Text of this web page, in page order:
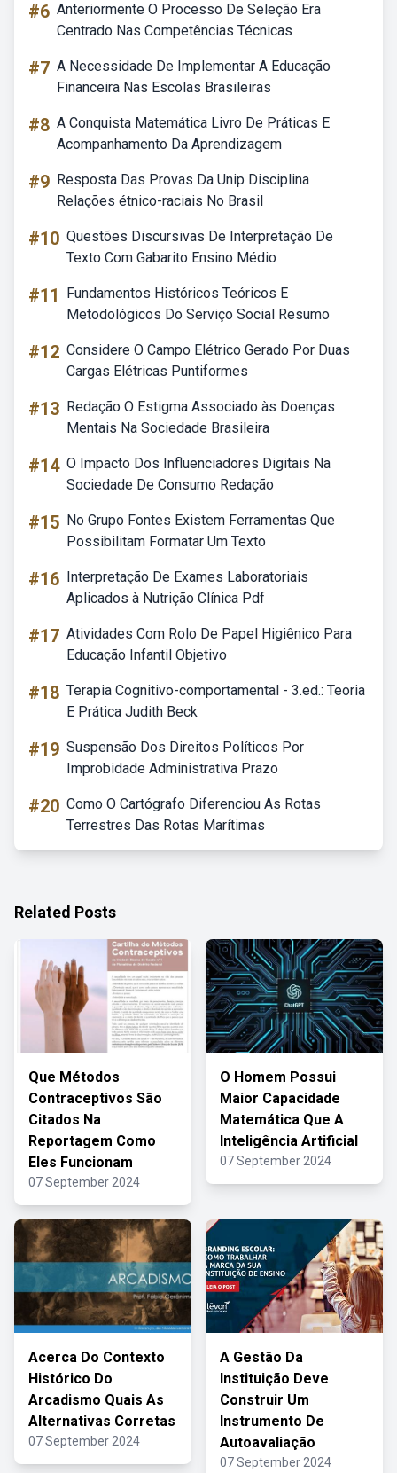
#6 Anteriormente O Processo De Seleção Era
Centrado Nas Competências Técnicas
#7 A Necessidade De Implementar A Educação
Financeira Nas Escolas Brasileiras
#8 A Conquista Matemática Livro De Práticas E
Acompanhamento Da Aprendizagem
#9 Resposta Das Provas Da Unip Disciplina
Relações étnico-raciais No Brasil
#10 Questões Discursivas De Interpretação De
Texto Com Gabarito Ensino Médio
#11
Fundamentos Históricos Teóricos E
Metodológicos Do Serviço Social Resumo
#12 Considere O Campo Elétrico Gerado Por Duas
Cargas Elétricas Puntiformes
#13 Redação O Estigma Associado às Doenças
Mentais Na Sociedade Brasileira
#14 O Impacto Dos Influenciadores Digitais Na
Sociedade De Consumo Redação
#15 No Grupo Fontes Existem Ferramentas Que
Possibilitam Formatar Um Texto
#16 Interpretação De Exames Laboratoriais
Aplicados à Nutrição Clínica Pdf
#17 Atividades Com Rolo De Papel Higiênico Para
Educação Infantil Objetivo
#18 Terapia Cognitivo-comportamental - 3.ed.: Teoria
E Prática Judith Beck
#19 Suspensão Dos Direitos Políticos Por
Improbidade Administrativa Prazo
#20 Como O Cartógrafo Diferenciou As Rotas
Terrestres Das Rotas Marítimas
Related Posts
Que Métodos
Contraceptivos São
Citados Na
Reportagem Como
Eles Funcionam
07 September 2024
O Homem Possui
Maior Capacidade
Matemática Que A
Inteligência Artificial
07 September 2024
Acerca Do Contexto
Histórico Do
Arcadismo Quais As
Alternativas Corretas
07 September 2024
A Gestão Da
Instituição Deve
Construir Um
Instrumento De
Autoavaliação
07 September 2024